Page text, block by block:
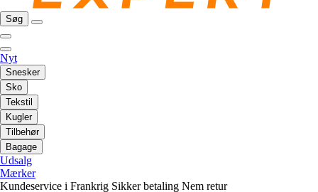
Søg
Nyt
Snesker
Sko
Tekstil
Kugler
Tilbehør
Bagage
Udsalg
Mærker
Kundeservice i Frankrig Sikker betaling Nem retur